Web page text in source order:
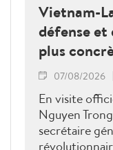
Vietnam-
défense
plus
07/08/2026
En visite
Nguyen
secrétaire